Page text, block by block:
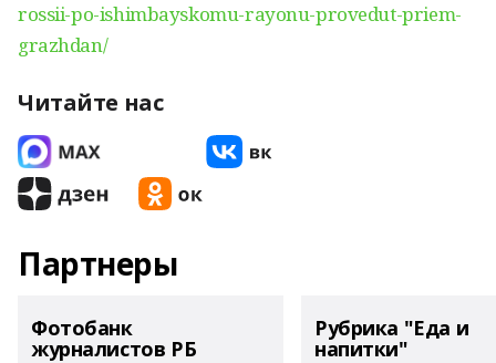
rossii-po-ishimbayskomu-rayonu-provedut-priem-
grazhdan/
Читайте нас
Партнеры
Фотобанк
журналистов РБ
Рубрика "Еда и
напитки"